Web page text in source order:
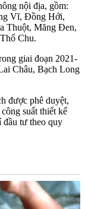
nội địa, gồm:
Vĩ, Đồng Hới,
Thuột, Măng Đen,
Chu.
giai đoạn 2021-
Châu, Bạch Long
được phê duyệt,
suất thiết kế
đầu tư theo quy